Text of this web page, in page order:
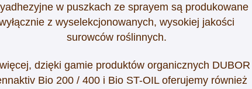
w puszkach ze sprayem są produkowane
z wyselekcjonowanych, wysokiej jakości
surowców roślinnych.
dzięki gamie produktów organicznych DUBOR
Bio 200 / 400 i Bio ST-OIL oferujemy również